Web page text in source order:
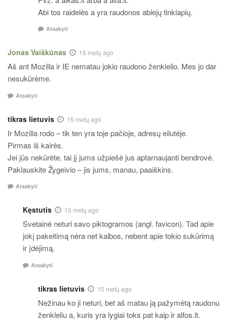
Abi tos raidelės a yra raudonos abiejų tinklapių.
Atsakyti
Jonas Vaiškūnas 15 metų ago
Aš ant Mozilla ir IE nematau jokio raudono ženklelio. Mes jo dar
nesukūrėme.
Atsakyti
tikras lietuvis 15 metų ago
Ir Mozilla rodo – tik ten yra toje pačioje, adresų eilutėje.
Pirmas iš kairės.
Jei jūs nekūrėte, tai jį jums užpiešė jus aptarnaujanti bendrovė.
Paklauskite Žygeivio – jis jums, manau, paaiškins.
Atsakyti
Kęstutis 15 metų ago
Svetainė neturi savo piktogramos (angl. favicon). Tad apie
jokį pakeitimą nėra net kalbos, nebent apie tokio sukūrimą
ir įdėjimą.
Atsakyti
tikras lietuvis 15 metų ago
Nežinau ko ji neturi, bet aš matau ją pažymėtą raudonu
ženkleliu a, kuris yra lygiai toks pat kaip ir alfos.lt.